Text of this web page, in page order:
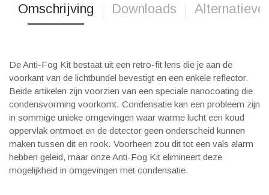
Omschrijving Downloads Alternatieve
De Anti-Fog Kit bestaat uit een retro-fit lens die je aan de
voorkant van de lichtbundel bevestigt en een enkele reflector.
Beide artikelen zijn voorzien van een speciale nanocoating die
condensvorming voorkomt. Condensatie kan een probleem zijn
in sommige unieke omgevingen waar warme lucht een koud
oppervlak ontmoet en de detector geen onderscheid kunnen
maken tussen dit en rook. Voorheen zou dit tot een vals alarm
hebben geleid, maar onze Anti-Fog Kit elimineert deze
mogelijkheid in omgevingen met condensatie.